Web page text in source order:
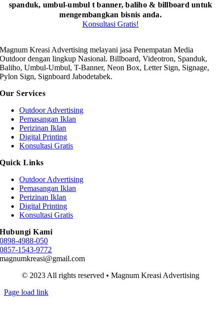
spanduk, umbul-umbul t banner, baliho & billboard untuk
mengembangkan bisnis anda.
Konsultasi Gratis!
Magnum Kreasi Advertising melayani jasa Penempatan Media
Outdoor dengan lingkup Nasional. Billboard, Videotron, Spanduk,
Baliho, Umbul-Umbul, T-Banner, Neon Box, Letter Sign, Signage,
Pylon Sign, Signboard Jabodetabek.
Our Services
Outdoor Advertising
Pemasangan Iklan
Perizinan Iklan
Digital Printing
Konsultasi Gratis
Quick Links
Outdoor Advertising
Pemasangan Iklan
Perizinan Iklan
Digital Printing
Konsultasi Gratis
Hubungi Kami
0898-4988-050
0857-1543-9772
magnumkreasi@gmail.com
© 2023 All rights reserved • Magnum Kreasi Advertising
Page load link